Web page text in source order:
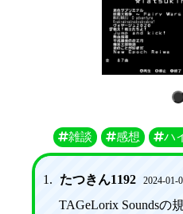
1
雑談 感想 ハ
1. たつきん1192 2024-01-
TAGeLorix Soundsの